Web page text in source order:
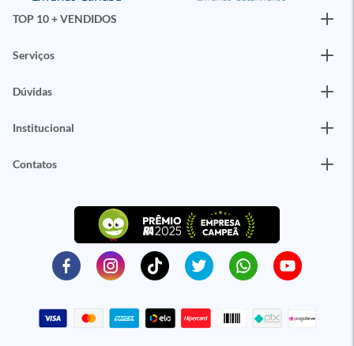
TOP 10 + VENDIDOS
Serviços
Dúvidas
Institucional
Contatos